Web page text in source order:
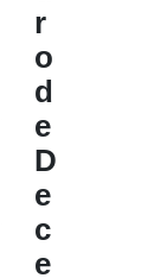
r
o
d
e
D
e
c
e